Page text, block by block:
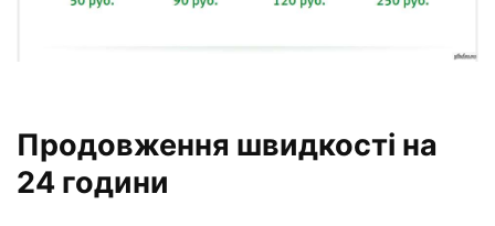
Продовження швидкості на
24 години